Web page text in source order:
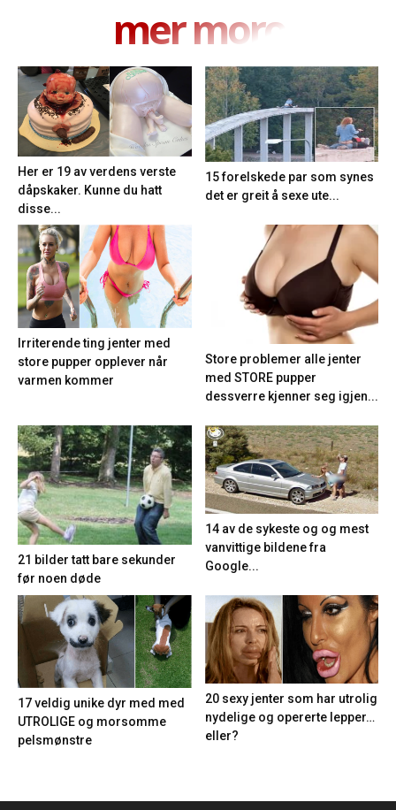
mer moro
Her er 19 av verdens verste
dåpskaker. Kunne du hatt
disse...
15 forelskede par som synes
det er greit å sexe ute...
Irriterende ting jenter med
store pupper opplever når
varmen kommer
Store problemer alle jenter
med STORE pupper
dessverre kjenner seg igjen...
21 bilder tatt bare sekunder
før noen døde
14 av de sykeste og og mest
vanvittige bildene fra
Google...
17 veldig unike dyr med med
UTROLIGE og morsomme
pelsmønstre
20 sexy jenter som har utrolig
nydelige og opererte lepper…
eller?